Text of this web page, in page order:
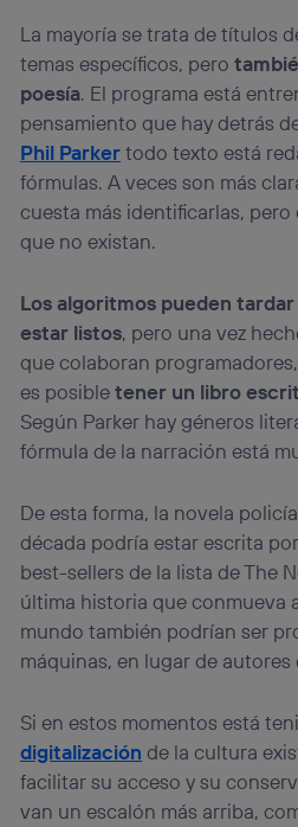
La mayoría se trata de títulos
temas específicos, pero
poesía. El programa está
pensamiento que hay detrás
Phil Parkertodo texto está
fórmulas. A veces son más
cuesta más identificarlas,
que no existan.
Los algoritmos pueden
estar listos, pero una vez
que colaboran
es posibletener un libro
Según Parker hay géneros
fórmula de la narración está
De esta forma, la novela
década podría estar escrita
best-sellers de la lista de The
última historia que conmueva
mundo también podrían ser
máquinas, en lugar de autores
Si en estos momentos está
digitalización de la cultura
facilitar su acceso y su
van un escalón más arriba,